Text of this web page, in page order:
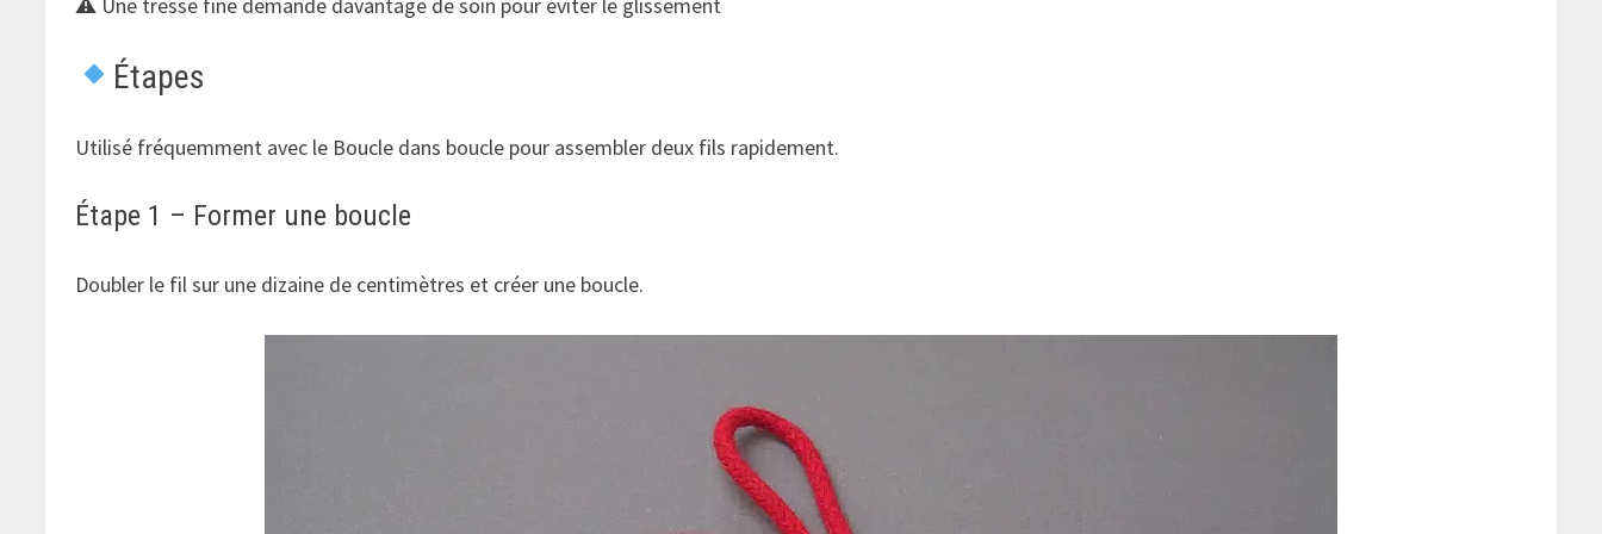
Étapes
Utilisé fréquemment avec le Boucle dans boucle pour assembler deux fils rapidement.
Étape 1 – Former une boucle
Doubler le fil sur une dizaine de centimètres et créer une boucle.